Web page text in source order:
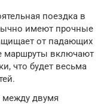
поездка в
имеют прочные
от падающих
маршруты включают
что будет весьма
между двумя